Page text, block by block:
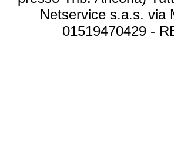
Netservice s.a.s. via
01519470429 -